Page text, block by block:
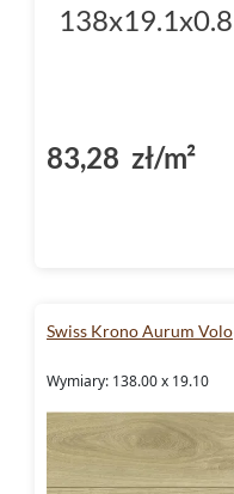
138x19.1x0.8
83,28 zł/m²
Swiss Krono Aurum Volo
Wymiary: 138.00 x 19.10